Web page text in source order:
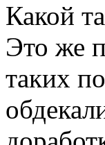
Какой
Это же
таких